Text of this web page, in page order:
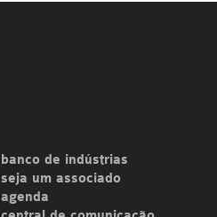
banco de indústrias
seja um associado
agenda